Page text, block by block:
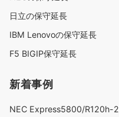
日立の保守延長
IBM Lenovoの保守延長
F5 BIGIP保守延長
新着事例
NEC Express5800/R120h-